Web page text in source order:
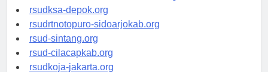
rsuddrloekmonohadi-kuduskab.org
rsudksa-depok.org
rsudrtnotopuro-sidoarjokab.org
rsud-sintang.org
rsud-cilacapkab.org